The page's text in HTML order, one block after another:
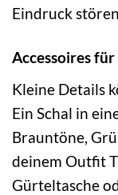
Eindruck
Accessoires
Kleine Details
Ein Schal in
Brauntöne,
deinem Outfit
Gürteltasche